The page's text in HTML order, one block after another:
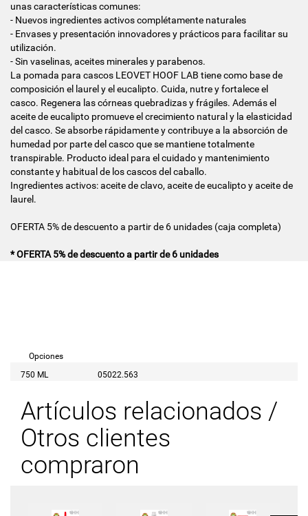
unas características comunes:
- Nuevos ingredientes activos complétamente naturales
- Envases y presentación innovadores y prácticos para facilitar su
utilización.
- Sin vaselinas, aceites minerales y parabenos.
La pomada para cascos LEOVET HOOF LAB tiene como base de
composición el laurel y el eucalipto. Cuida, nutre y fortalece el
casco. Regenera las córneas quebradizas y frágiles. Además el
aceite de eucalipto promueve el crecimiento natural y la elasticidad
del casco. Se absorbe rápidamente y contribuye a la absorción de
humedad por parte del casco que se mantiene totalmente
transpirable. Producto ideal para el cuidado y mantenimiento
constante y habitual de los cascos del caballo.
Ingredientes activos: aceite de clavo, aceite de eucalipto y aceite de
laurel.
OFERTA 5% de descuento a partir de 6 unidades (caja completa)
* OFERTA 5% de descuento a partir de 6 unidades
Opciones
750 ML
05022.563
Artículos relacionados /
Otros clientes
compraron